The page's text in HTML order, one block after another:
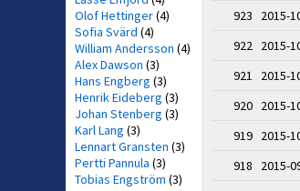
Olof Hettinger(4)
Sofia Svärd (4)
William Andersson (4)
Alex Dawson (3)
Hans Engberg (3)
Henrik Eideberg (3)
Johan Stenberg (3)
Karl Lang (3)
Lennart Gransten (3)
Pertti Pannula (3)
Tobias Engström (3)
923 2015-
922 2015-
921 2015-
920 2015-
919 2015-
918 2015-